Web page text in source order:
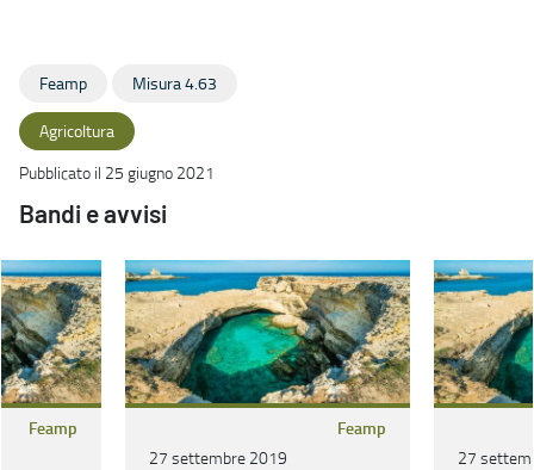
Feamp Misura 4.63
Agricoltura
Pubblicato il 25 giugno 2021
Bandi e avvisi
Feamp
Feamp
27 settembre 2019
27